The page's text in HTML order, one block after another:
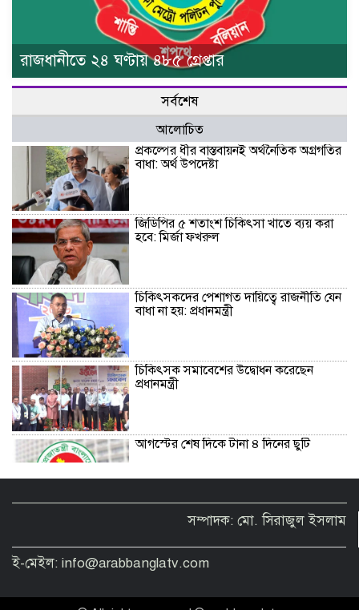
রাজধানীতে ২৪ ঘণ্টায় ৪৮৫ গ্রেপ্তার
সর্বশেষ
আলোচিত
প্রকল্পের ধীর বাস্তবায়নই অর্থনৈতিক অগ্রগতির
বাধা: অর্থ উপদেষ্টা
জিডিপির ৫ শতাংশ চিকিৎসা খাতে ব্যয় করা
হবে: মির্জা ফখরুল
চিকিৎসকদের পেশাগত দায়িত্বে রাজনীতি যেন
বাধা না হয়: প্রধানমন্ত্রী
চিকিৎসক সমাবেশের উদ্বোধন করেছেন
প্রধানমন্ত্রী
আগস্টের শেষ দিকে টানা ৪ দিনের ছুটি
বাজার সিন্ডিকেট ও মজুতদারি করলে কঠোর
ব্যবস্থা: আইনমন্ত্রী
প্রেমে’র অভিযোগ
সম্পাদক: মো. সিরাজুল ইসলাম
ই-মেইল: info@arabbanglatv.com